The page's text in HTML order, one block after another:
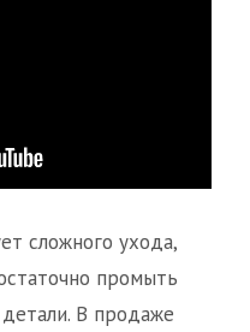
сложного ухода,
промыть
В продаже